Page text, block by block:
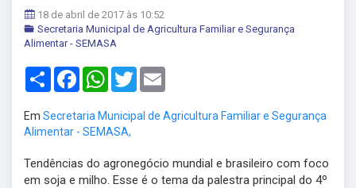
18 de abril de 2017 às 10:52
Secretaria Municipal de Agricultura Familiar e Segurança
Alimentar - SEMASA
Share FacebookWhatsApp
Twitter
Em Secretaria Municipal de Agricultura Familiar e Segurança
Alimentar - SEMASA,
Tendências do agronegócio mundial e brasileiro com foco
em soja e milho. Esse é o tema da palestra principal do 4º